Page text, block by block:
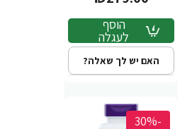
הוסף
לעגלה
האם יש לך שאלה?
-30%